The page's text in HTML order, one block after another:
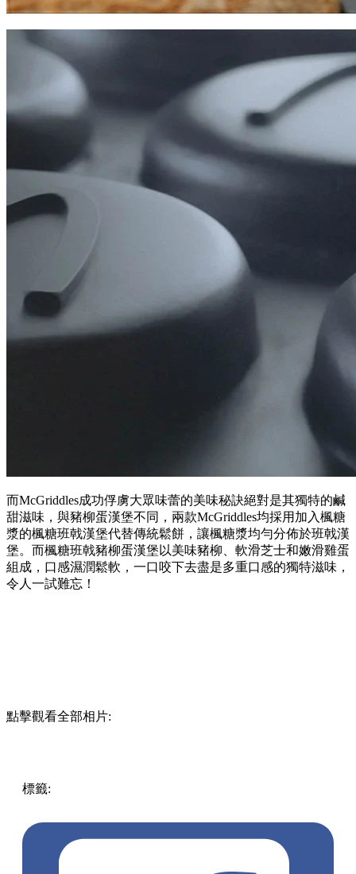
而McGriddles成功俘虜大眾味蕾的美味秘訣絕對是其獨特的鹹
甜滋味，與豬柳蛋漢堡不同，兩款McGriddles均採用加入楓糖
漿的楓糖班戟漢堡代替傳統鬆餅，讓楓糖漿均勻分佈於班戟漢
堡。而楓糖班戟豬柳蛋漢堡以美味豬柳、軟滑芝士和嫩滑雞蛋
組成，口感濕潤鬆軟，一口咬下去盡是多重口感的獨特滋味，
令人一試難忘！
點擊觀看全部相片:
標籤: